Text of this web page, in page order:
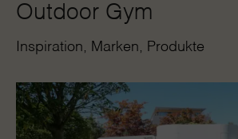
Outdoor Gym
Inspiration Marken Produkte